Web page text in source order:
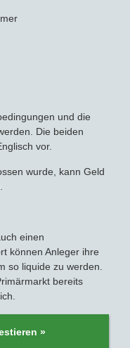
und die
Die beiden
vor.
wurde, kann Geld
einen
können Anleger ihre
so liquide zu werden.
bereits
»